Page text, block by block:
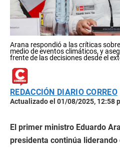
Arana respondió a las críticas
medio de eventos climáticos, y
frente de las decisiones desde el
REDACCIÓN DIARIO CORREO
Actualizado el 01/08/2025, 12:58
El primer ministro Eduardo
presidenta continúa